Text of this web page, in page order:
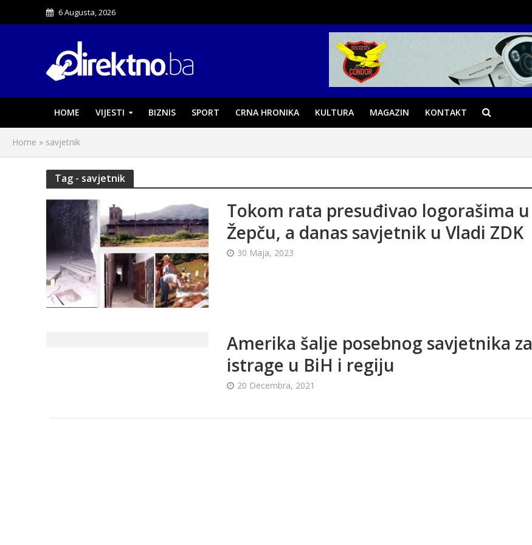
6 Augusta, 2026
HOME VIJESTI BIZNIS SPORT CRNA HRONIKA KULTURA MAGAZIN KONTAKT
Home » savjetnik
Tag - savjetnik
Tokom rata presuđivao logorašima u
Žepču, a danas savjetnik u Vladi ZDK
30 Maja, 2023
Amerika šalje posebnog savjetnika za
istrage u BiH i regiju
20 Decembra, 2021